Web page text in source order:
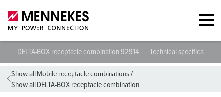
DELTA-BOX receptacle combination 92914 Technical specifications
Show all Mobile receptacle combinations/
Show all DELTA-BOX receptacle combination